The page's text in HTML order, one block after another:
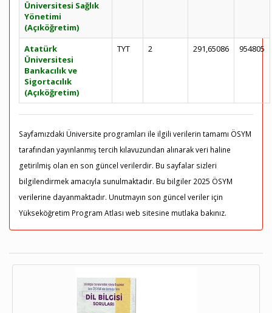
Üniversitesi Sağlık
Yönetimi
(Açıköğretim)
Atatürk
Üniversitesi
Bankacılık ve
Sigortacılık
(Açıköğretim)
TYT 2 291,65086 954805
Sayfamızdaki Üniversite programları ile ilgili verilerin tamamı ÖSYM
tarafından yayınlanmış tercih kılavuzundan alınarak veri haline
getirilmiş olan en son güncel verilerdir. Bu sayfalar sizleri
bilgilendirmek amacıyla sunulmaktadır. Bu bilgiler 2025 ÖSYM
verilerine dayanmaktadır. Unutmayın son güncel veriler için
Yükseköğretim Program Atlası web sitesine mutlaka bakınız.